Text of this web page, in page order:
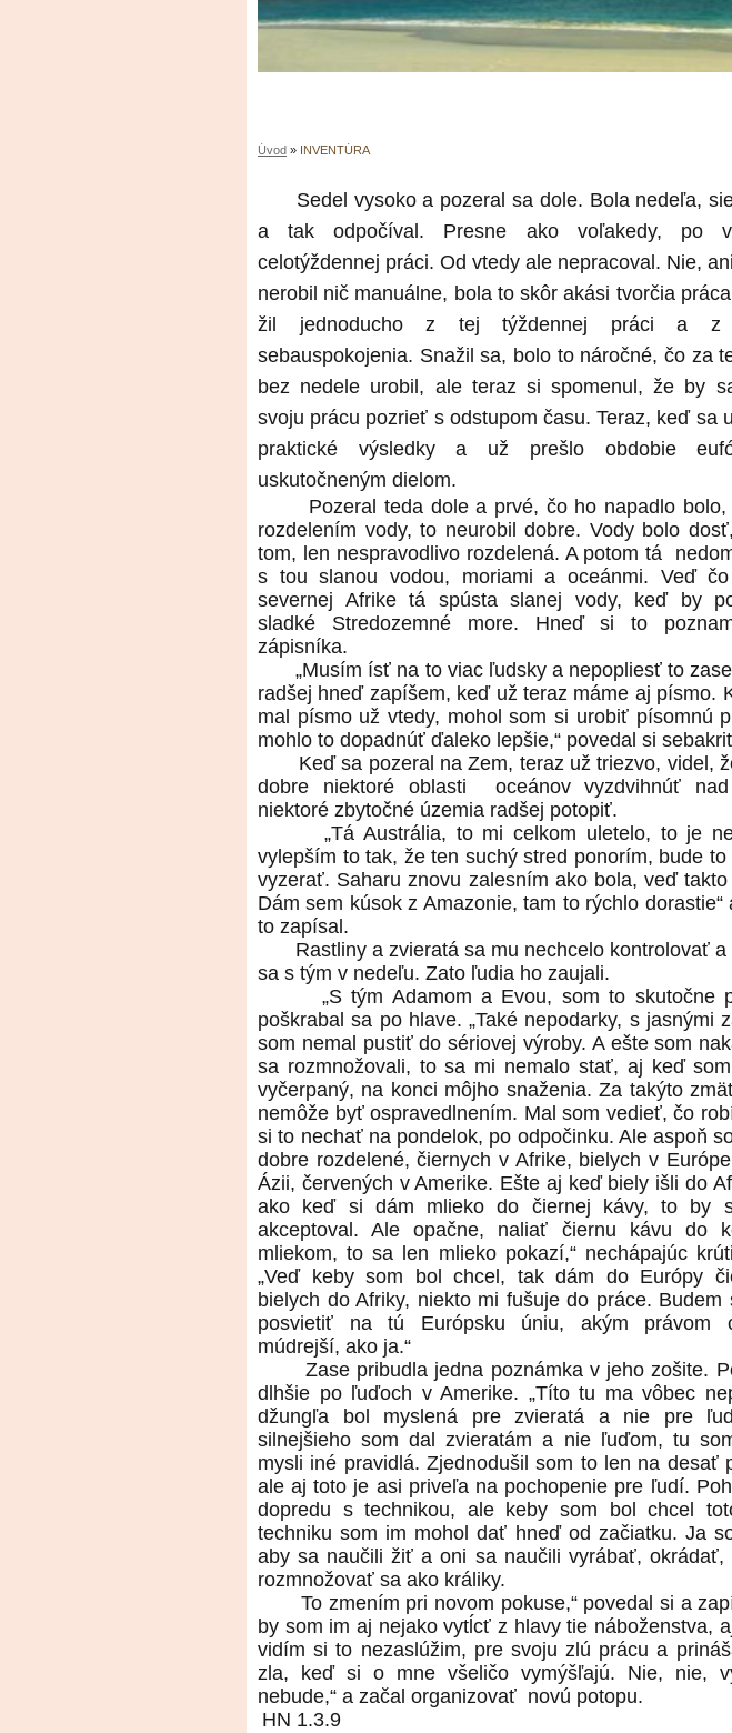
Úvod » INVENTÚRA
Sedel vysoko a pozeral sa dole. Bola nedeľa,
a tak odpočíval. Presne ako voľakedy, po
celotýždennej práci. Od vtedy ale nepracoval. Nie,
nerobil nič manuálne, bola to skôr akási tvorčia
žil jednoducho z tej týždennej práci a z
sebauspokojenia. Snažil sa, bolo to náročné, čo za
bez nedele urobil, ale teraz si spomenul, že by
svoju prácu pozrieť s odstupom času. Teraz, keď sa
praktické výsledky a už prešlo obdobie
uskutočneným dielom.
Pozeral teda dole a prvé, čo ho napadlo
rozdelením vody, to neurobil dobre. Vody bolo
tom, len nespravodlivo rozdelená. A potom tá
s tou slanou vodou, moriami a oceánmi. Veď
severnej Afrike tá spústa slanej vody, keď by
sladké Stredozemné more. Hneď si to
zápisníka.
„Musím ísť na to viac ľudsky a nepopliesť to
radšej hneď zapíšem, keď už teraz máme aj písmo.
mal písmo už vtedy, mohol som si urobiť písomnú
mohlo to dopadnúť ďaleko lepšie,“ povedal si
Keď sa pozeral na Zem, teraz už triezvo, videl,
dobre niektoré oblasti
oceánov vyzdvihnúť
niektoré zbytočné územia radšej potopiť.
„Tá Austrália, to mi celkom uletelo, to je
vylepším to tak, že ten suchý stred ponorím, bude to
vyzerať. Saharu znovu zalesním ako bola, veď
Dám sem kúsok z Amazonie, tam to rýchlo dorastie“
to zapísal.
Rastliny a zvieratá sa mu nechcelo kontrolovať
sa s tým v nedeľu. Zato ľudia ho zaujali.
„S tým Adamom a Evou, som to skutočne
poškrabal sa po hlave. „Také nepodarky, s jasnými
som nemal pustiť do sériovej výroby. A ešte som
sa rozmnožovali, to sa mi nemalo stať, aj keď
vyčerpaný, na konci môjho snaženia. Za takýto
nemôže byť ospravedlnením. Mal som vedieť, čo
si to nechať na pondelok, po odpočinku. Ale aspoň
dobre rozdelené, čiernych v Afrike, bielych v
Ázii, červených v Amerike. Ešte aj keď biely išli do
ako keď si dám mlieko do čiernej kávy, to by
akceptoval. Ale opačne, naliať čiernu kávu do
mliekom, to sa len mlieko pokazí,“ nechápajúc
„Veď keby som bol chcel, tak dám do Európy
bielych do Afriky, niekto mi fušuje do práce. Budem
posvietiť na tú Európsku úniu, akým právom
múdrejší, ako ja.“
Zase pribudla jedna poznámka v jeho zošite.
dlhšie po ľuďoch v Amerike. „Títo tu ma vôbec
džungľa bol myslená pre zvieratá a nie pre
silnejšieho som dal zvieratám a nie ľuďom, tu
mysli iné pravidlá. Zjednodušil som to len na desať
ale aj toto je asi priveľa na pochopenie pre ľudí.
dopredu s technikou, ale keby som bol chcel
techniku som im mohol dať hneď od začiatku. Ja
aby sa naučili žiť a oni sa naučili vyrábať, okrádať,
rozmnožovať sa ako králiky.
To zmením pri novom pokuse,“ povedal si a
by som im aj nejako vytĺcť z hlavy tie náboženstva,
vidím si to nezaslúžim, pre svoju zlú prácu a
zla, keď si o mne všeličo vymýšľajú. Nie, nie,
nebude,“ a začal organizovať novú potopu.
HN 1.3.9